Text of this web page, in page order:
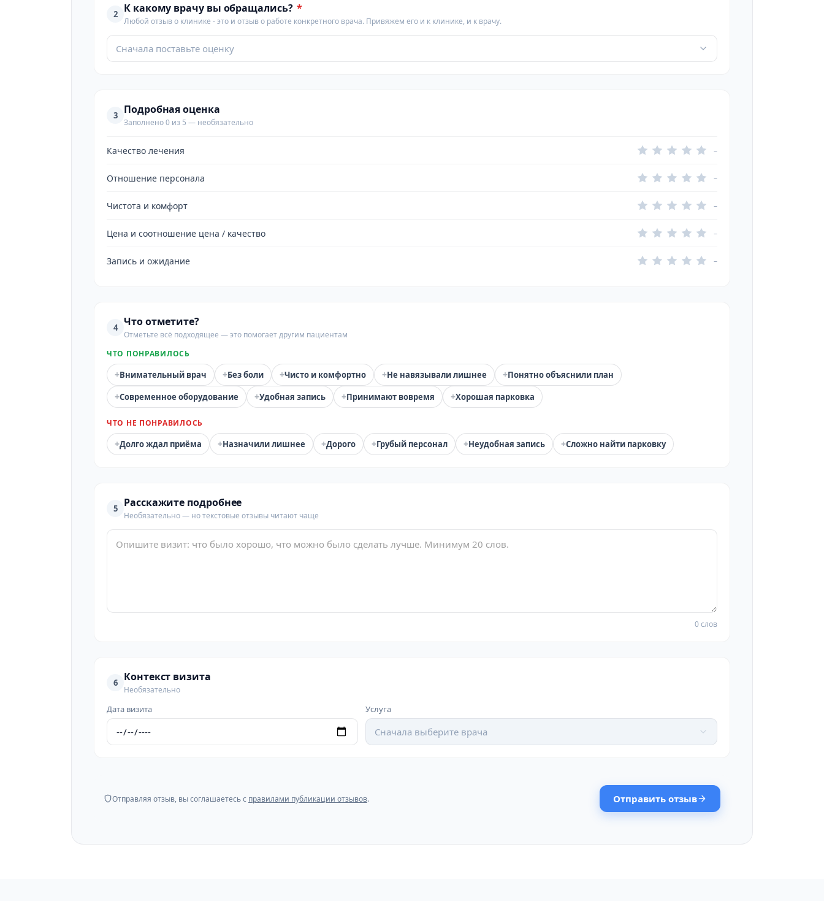
2 К какому врачу вы обращались? *
Любой отзыв о клинике - это и отзыв о работе конкретного врача. Привяжем его и к клинике, и к врачу.
Сначала поставьте оценку
3 Подробная оценка
Заполнено 0 из 5 — необязательно
Качество лечения –
Отношение персонала –
Чистота и комфорт –
Цена и соотношение цена / качество –
Запись и ожидание –
4 Что отметите?
Отметьте всё подходящее — это помогает другим пациентам
ЧТО ПОНРАВИЛОСЬ
+Внимательный врач +Без боли +Чисто и комфортно +Не навязывали лишнее +Понятно объяснили план
+Современное оборудование +Удобная запись +Принимают вовремя +Хорошая парковка
ЧТО НЕ ПОНРАВИЛОСЬ
+Долго ждал приёма +Назначили лишнее +Дорого +Грубый персонал +Неудобная запись +Сложно найти парковку
5 Расскажите подробнее
Необязательно — но текстовые отзывы читают чаще
0 слов
6 Контекст визита
Необязательно
Дата визита Услуга
Сначала выберите врача
Отправляя отзыв, вы соглашаетесь с правилами публикации отзывов. Отправить отзыв